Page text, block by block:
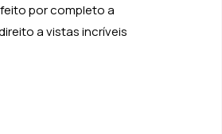
por completo a
a vistas incríveis